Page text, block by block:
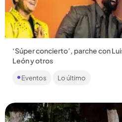
Compartir
‘Súper concierto’, parche con
León y otros
Si usted es de los que le gustan
de todo, el ‘Súper concierto’
Eventos Lo último